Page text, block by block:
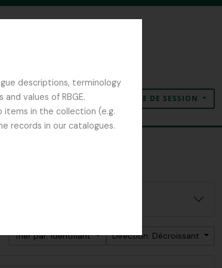
descriptions, terminology
values of RBGE.
items in the collection (e.g.
records in our catalogues.
Presse-papier
Langue Liens rapidesOUVERTURE DE SESSION
Trier par: Identifiant Direction: Décroissant